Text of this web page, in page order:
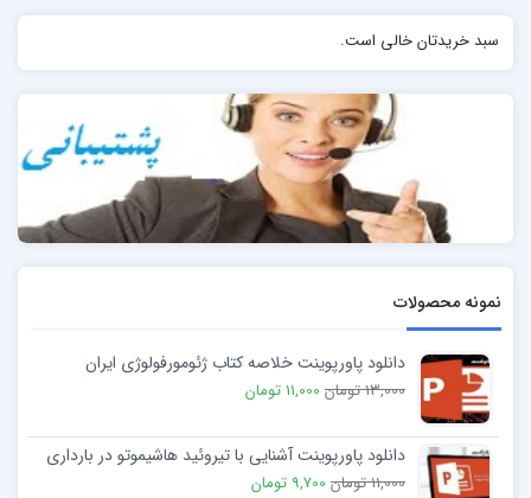
سبد خریدتان خالی است.
نمونه محصولات
دانلود پاورپوینت خلاصه کتاب ژئومورفولوژی ایران
13,000 تومان 11,000 تومان
دانلود پاورپوینت آشنایی با تیروئید هاشیموتو در بارداری
11,000 تومان 9,700 تومان